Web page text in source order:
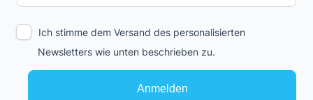
Anmelden
Ich stimme dem Versand des personalisierten
Newsletters wie unten beschrieben zu.